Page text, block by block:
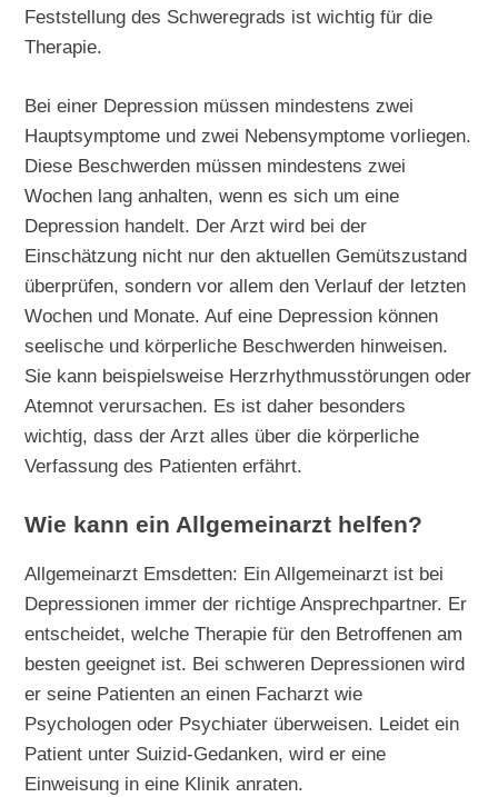
Feststellung des Schweregrads ist wichtig für die
Therapie.
Bei einer Depression müssen mindestens zwei
Hauptsymptome und zwei Nebensymptome vorliegen.
Diese Beschwerden müssen mindestens zwei
Wochen lang anhalten, wenn es sich um eine
Depression handelt. Der Arzt wird bei der
Einschätzung nicht nur den aktuellen Gemütszustand
überprüfen, sondern vor allem den Verlauf der letzten
Wochen und Monate. Auf eine Depression können
seelische und körperliche Beschwerden hinweisen.
Sie kann beispielsweise Herzrhythmusstörungen oder
Atemnot verursachen. Es ist daher besonders
wichtig, dass der Arzt alles über die körperliche
Verfassung des Patienten erfährt.
Wie kann ein Allgemeinarzt helfen?
Allgemeinarzt Emsdetten: Ein Allgemeinarzt ist bei
Depressionen immer der richtige Ansprechpartner. Er
entscheidet, welche Therapie für den Betroffenen am
besten geeignet ist. Bei schweren Depressionen wird
er seine Patienten an einen Facharzt wie
Psychologen oder Psychiater überweisen. Leidet ein
Patient unter Suizid-Gedanken, wird er eine
Einweisung in eine Klinik anraten.